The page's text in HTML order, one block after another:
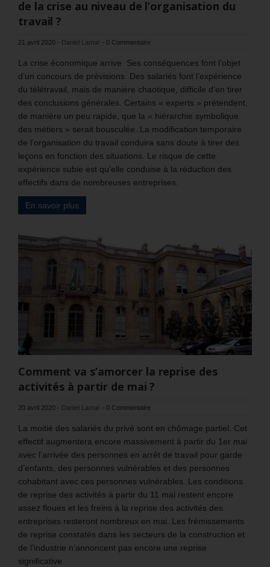
de la crise au niveau de l’organisation du
travail ?
21 avril 2020 - Daniel Lamar - 0 Commentaire
La crise économique arrive. Ses conséquences font l’objet
d’un concours de prévisions. Des salariés font l’expérience
du télétravail, mais de manière chaotique, difficile d’en tirer
des conclusions générales. Certains « experts » prétendent,
de manière un peu rapide, que la « hiérarchie symbolique
des métiers » serait bousculée. La modification temporaire
de l’organisation du travail conduira sans doute à tirer des
leçons en fonction des situations. Le risque de cette
expérience subie est qu’elle conduise à la réduction des
effectifs dans de nombreuses entreprises.
En savoir plus
Comment va s’amorcer la reprise des
activités à partir de mai ?
20 avril 2020 - Daniel Lamar - 0 Commentaire
La moitié des salariés du privé sont en chômage partiel. Cet
effectif augmentera encore massivement à partir du 1er mai
avec l’arrivée des personnes en arrêt de travail pour garde
d’enfants, des personnes vulnérables et des personnes
cohabitant avec ces personnes vulnérables. Les conditions
de reprise des activités à partir du 11 mai restent encore
assez floues et les freins à la reprise des activités des
entreprises resteront nombreux en mai. Les frémissements
de reprise constatés dans les secteurs de la construction et
de l’industrie n’annoncent pas encore une reprise
significative.